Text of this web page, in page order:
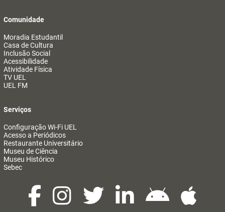
Comunidade
Moradia Estudantil
Casa de Cultura
Inclusão Social
Acessibilidade
Atividade Física
TV UEL
UEL FM
Serviços
Configuração Wi-Fi UEL
Acesso a Periódicos
Restaurante Universitário
Museu de Ciência
Museu Histórico
Sebec